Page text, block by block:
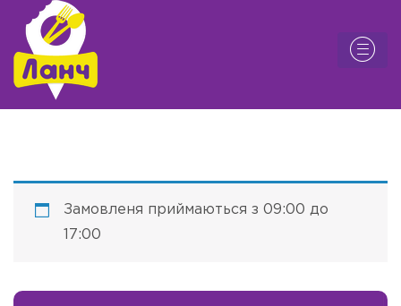
Замовленя приймаються з 09:00 до
17:00